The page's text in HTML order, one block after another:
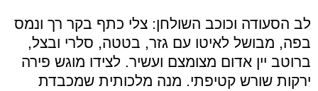
לב הסעודה וכוכב השולחן: צלי כתף בקר רך ונמס
בפה, מבושל לאיטו עם גזר, בטטה, סלרי ובצל,
ברוטב יין אדום מצומצם ועשיר. לצידו מוגש פירה
ירקות שורש קטיפתי. מנה מלכותית שמכבדת